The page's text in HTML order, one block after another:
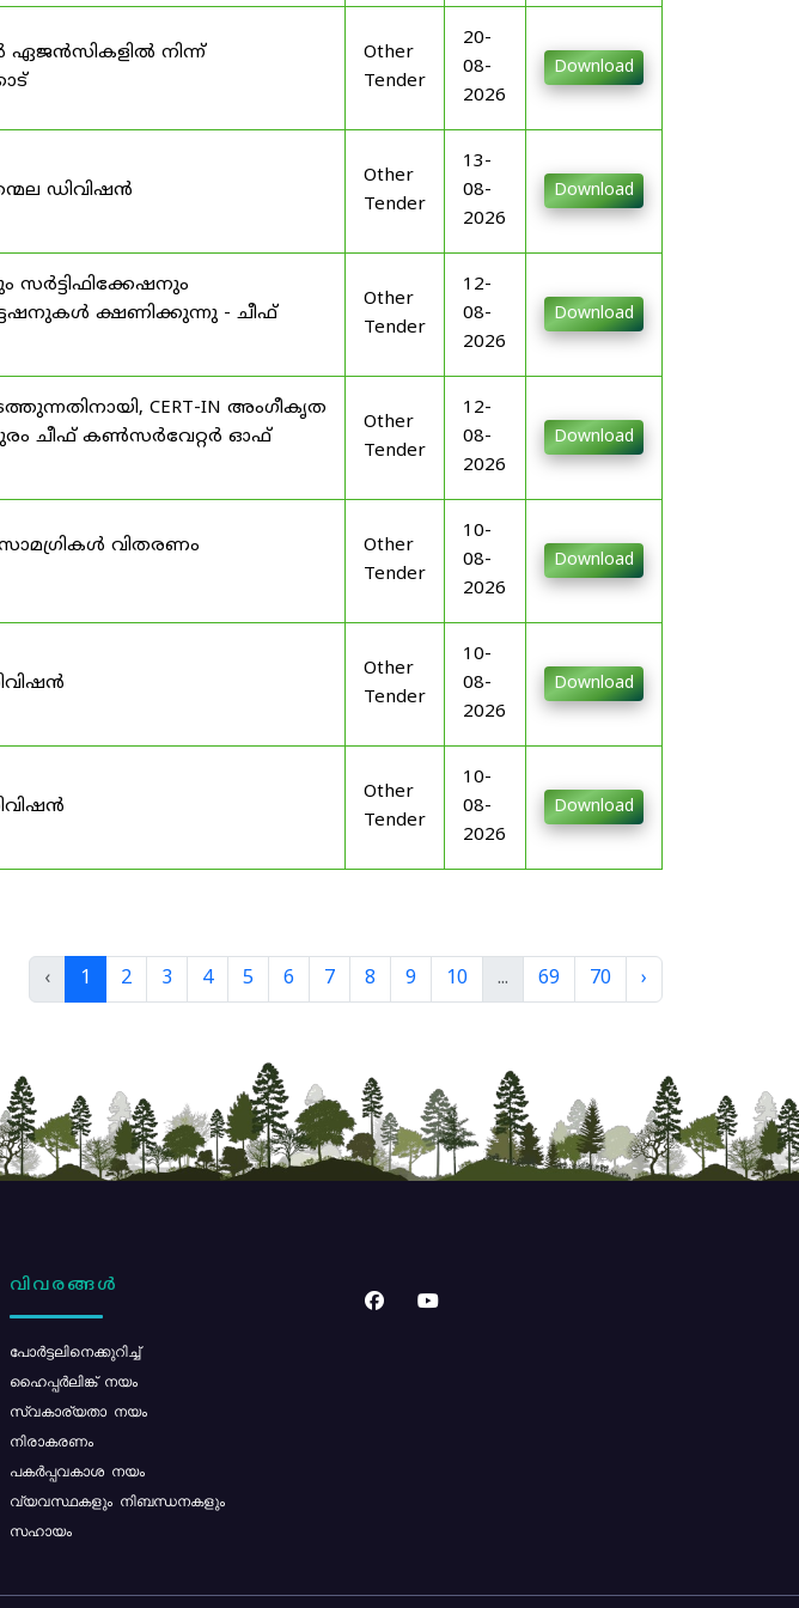
ഏജൻസികളിൽ നിന്ന്
Other
Tender
20-
08-
2026
Download
ഡിവിഷൻ
Other
Tender
13-
08-
2026
Download
ക്ഷണിക്കുന്നു - ചീഫ്
Other
Tender
12-
08-
2026
Download
CERT-IN അംഗീകൃത
ചീഫ് കൺസർവേറ്റർ ഓഫ്
Other
Tender
12-
08-
2026
Download
സാമഗ്രികൾ വിതരണം
Other
Tender
10-
08-
2026
Download
Other
Tender
10-
08-
2026
Download
Other
Tender
10-
08-
2026
Download
‹ 1 2 3 4 5 6 7 8 9 10 ... 69 70 ›
വിവരങ്ങൾ
പോര്‍ട്ടലിനെക്കുറിച്ച്
ഹൈപ്പർലിങ്ക് നയം
സ്വകാര്യതാ നയം
നിരാകരണം
പകർപ്പവകാശ നയം
വ്യവസ്ഥകളും നിബന്ധനകളും
സഹായം